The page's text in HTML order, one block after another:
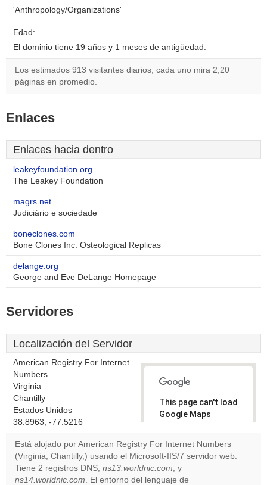
'Anthropology/Organizations'
Edad:
El dominio tiene 19 años y 1 meses de antigüedad.
Los estimados 913 visitantes diarios, cada uno mira 2,20
páginas en promedio.
Enlaces
Enlaces hacia dentro
leakeyfoundation.org
The Leakey Foundation
magrs.net
Judiciário e sociedade
boneclones.com
Bone Clones Inc. Osteological Replicas
delange.org
George and Eve DeLange Homepage
Servidores
Localización del Servidor
American Registry For Internet
Numbers
Virginia
Chantilly
Estados Unidos
38.8963, -77.5216
This page can't load
Google Maps
Do you
website?
OK
Está alojado por American Registry For Internet Numbers
(Virginia, Chantilly,) usando el Microsoft-IIS/7 servidor web.
Tiene 2 registros DNS, ns13.worldnic.com, y
ns14.worldnic.com. El entorno del lenguaje de